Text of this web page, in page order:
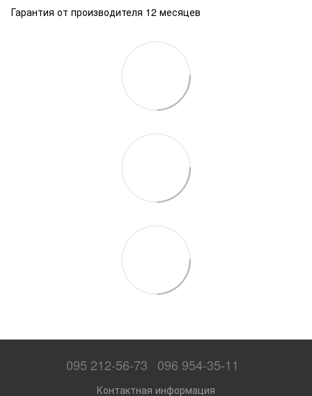
Гарантия от производителя 12 месяцев
095 212-56-73 096 954-35-11
Контактная информация